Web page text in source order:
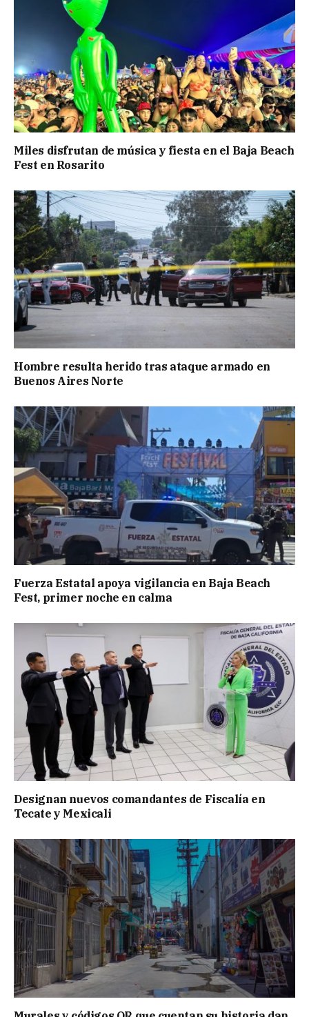
Miles disfrutan de música y fiesta en el Baja Beach
Fest en Rosarito
Hombre resulta herido tras ataque armado en
Buenos Aires Norte
Fuerza Estatal apoya vigilancia en Baja Beach
Fest, primer noche en calma
Designan nuevos comandantes de Fiscalía en
Tecate y Mexicali